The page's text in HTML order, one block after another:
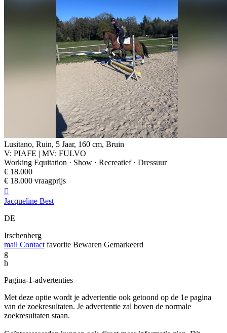
Lusitano, Ruin, 5 Jaar, 160 cm, Bruin
V: PIAFE | MV: FULVO
Working Equitation · Show · Recreatief · Dressuur
€ 18.000
€ 18.000 vraagprijs

Jacqueline Best
DE
Irschenberg
mail Contact favorite Bewaren Gemarkeerd
g
h
Pagina-1-advertenties
Met deze optie wordt je advertentie ook getoond op de 1e pagina
van de zoekresultaten. Je advertentie zal boven de normale
zoekresultaten staan.